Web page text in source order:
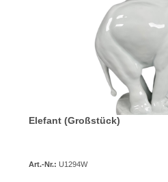
Elefant (Großstück)
Art.-Nr.:U1294W